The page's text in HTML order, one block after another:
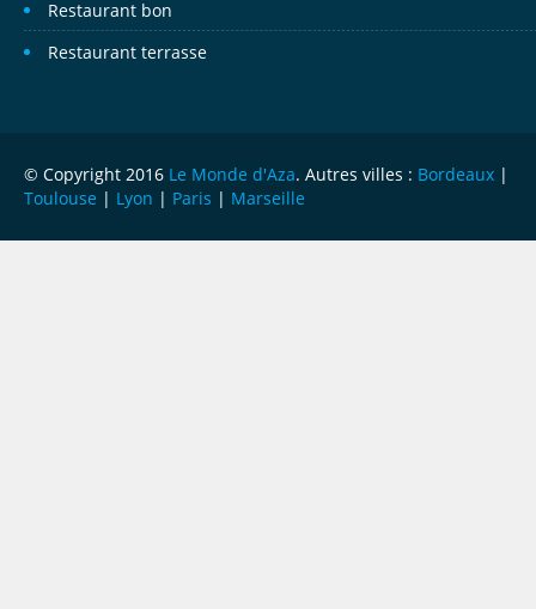
Restaurant bon
Restaurant terrasse
© Copyright 2016 Le Monde d'Aza. Autres villes : Bordeaux |
Toulouse | Lyon | Paris | Marseille